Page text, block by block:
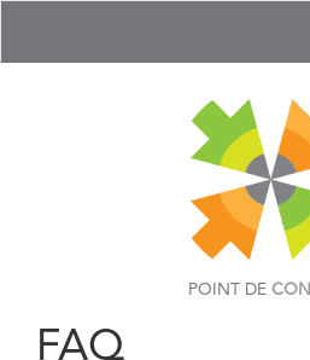
POINT DE
FAQ